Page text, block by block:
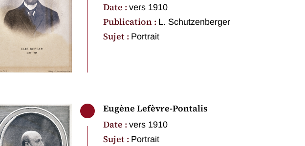
Date :vers 1910
Publication : L. Schutzenberger
Sujet : Portrait
Eugène Lefèvre-Pontalis
Date :vers 1910
Sujet : Portrait